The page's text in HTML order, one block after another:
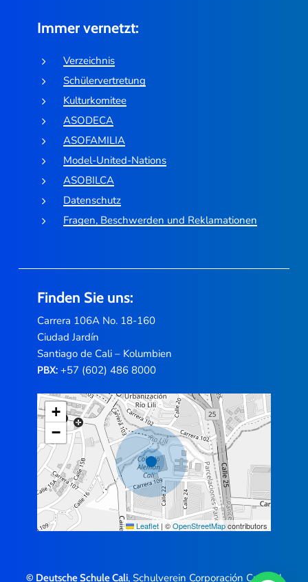
Immer vernetzt:
Verzeichnis
Schülervertretung
Kulturkomitee
ASODECA
ASOFAMILIA
Model-United-Nations
ASOBILCA
Datenschutz
Fragen, Beschwerden und Reklamationen
Finden Sie uns:
Carrera 106A No. 18-160
Ciudad Jardín
Santiago de Cali – Kolumbien
PBX:+57 (602) 486 8000
+
−
Leaflet | ©OpenStreetMapcontributors
© Deutsche Schule Cali, Schulverein Corporación Cultural